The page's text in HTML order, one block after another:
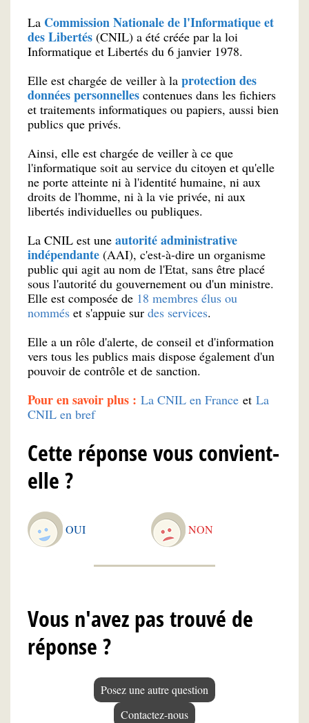
La Commission Nationale de l'Informatique et
des Libertés (CNIL) a été créée par la loi
Informatique et Libertés du 6 janvier 1978.
Elle est chargée de veiller à la protection des
données personnelles contenues dans les fichiers
et traitements informatiques ou papiers, aussi bien
publics que privés.
Ainsi, elle est chargée de veiller à ce que
l'informatique soit au service du citoyen et qu'elle
ne porte atteinte ni à l'identité humaine, ni aux
droits de l'homme, ni à la vie privée, ni aux
libertés individuelles ou publiques.
La CNIL est une autorité administrative
indépendante (AAI), c'est-à-dire un organisme
public qui agit au nom de l'Etat, sans être placé
sous l'autorité du gouvernement ou d'un ministre.
Elle est composée de 18 membres élus ou
nommés et s'appuie sur des services.
Elle a un rôle d'alerte, de conseil et d'information
vers tous les publics mais dispose également d'un
pouvoir de contrôle et de sanction.
Pour en savoir plus : La CNIL en France et La
CNIL en bref
Cette réponse vous convient-
elle ?
OUI NON
Vous n'avez pas trouvé de
réponse ?
Posez une autre question
Contactez-nous